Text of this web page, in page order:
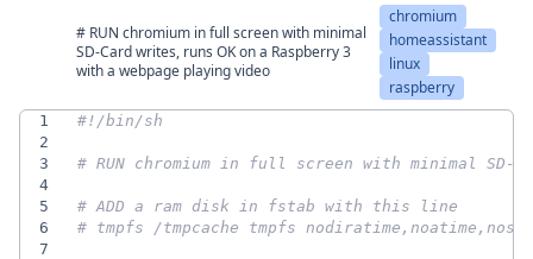
# RUN chromium in full screen with minimal
SD-Card writes, runs OK on a Raspberry 3
with a webpage playing video
chromium
homeassistant
linux
raspberry
1
2
3
# RUN chromium in full screen with minimal SD-
4
5
# ADD a ram disk in fstab with this line
6
# tmpfs /tmpcache tmpfs
7